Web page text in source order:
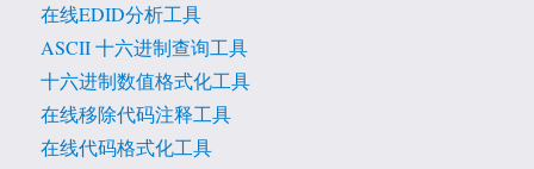
在线EDID分析工具
ASCII 十六进制查询工具
十六进制数值格式化工具
在线移除代码注释工具
在线代码格式化工具